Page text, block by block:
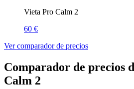
Vieta Pro Calm 2
60 €
Ver comparador de precios
Comparador de precios
Calm 2